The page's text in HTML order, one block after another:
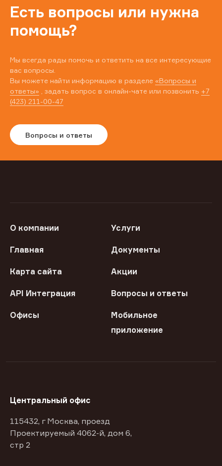
Есть вопросы или нужна
помощь?
Мы всегда рады помочь и ответить на все интересующие
вас вопросы.
Вы можете найти информацию в разделе «Вопросы и
ответы» , задать вопрос в онлайн-чате или позвонить +7
(423) 211-00-47
Вопросы и ответы
О компании Услуги
Главная Документы
Карта сайта Акции
API Интеграция Вопросы и ответы
Офисы
Мобильное
приложение
Центральный офис
115432, г Москва, проезд
Проектируемый 4062-й, дом 6,
стр 2